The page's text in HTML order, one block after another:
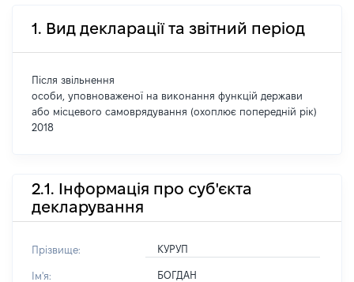
1. Вид декларації та звітний період
Після звільнення
особи, уповноваженої на виконання функцій держави
або місцевого самоврядування (охоплює попередній рік)
2018
2.1. Інформація про суб'єкта
декларування
Прізвище: КУРУП
Ім'я: БОГДАН